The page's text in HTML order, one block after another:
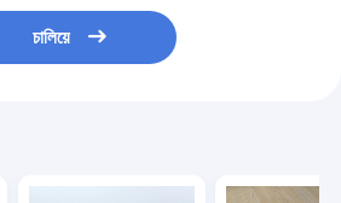
চালিয়ে